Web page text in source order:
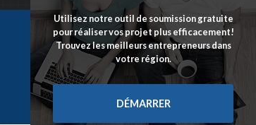
Utilisez notre outil de soumission gratuite
pour réaliser vos projet plus efficacement!
Trouvez les meilleurs entrepreneurs dans
votre région.
DÉMARRER